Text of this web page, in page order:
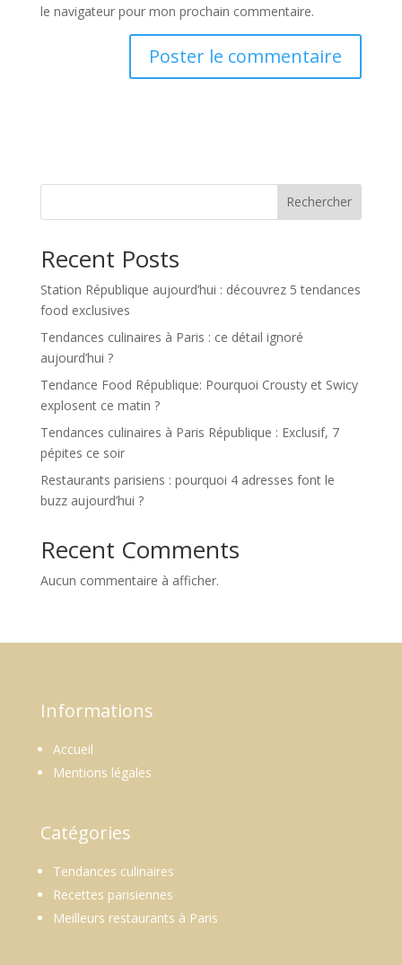
le navigateur pour mon prochain commentaire.
Rechercher
Recent Posts
Station République aujourd’hui : découvrez 5 tendances
food exclusives
Tendances culinaires à Paris : ce détail ignoré
aujourd’hui ?
Tendance Food République: Pourquoi Crousty et Swicy
explosent ce matin ?
Tendances culinaires à Paris République : Exclusif, 7
pépites ce soir
Restaurants parisiens : pourquoi 4 adresses font le
buzz aujourd’hui ?
Recent Comments
Aucun commentaire à afficher.
Informations
Accueil
Mentions légales
Catégories
Tendances culinaires
Recettes parisiennes
Meilleurs restaurants à Paris